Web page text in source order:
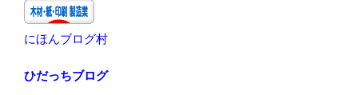
にほんブログ村
ひだっちブログ